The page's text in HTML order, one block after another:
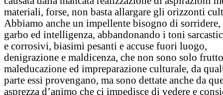
materiali, forse, non basta allargare gli orizzonti
Abbiamo anche un impellente bisogno di sorridere,
garbo ed intelligenza, abbandonando i toni
e corrosivi, biasimi pesanti e accuse fuori luogo,
denigrazione e maldicenza, che non sono solo
maleducazione ed impreparazione culturale, da
parte essi provengano, ma sono dettate anche da
asprezza d’animo che ci impedisce di vedere e